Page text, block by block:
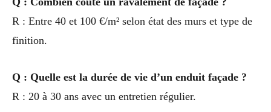
R : Entre 40 et 100 €/m² selon état des murs et type de
finition.
Q : Quelle est la durée de vie d’un enduit façade ?
R : 20 à 30 ans avec un entretien régulier.